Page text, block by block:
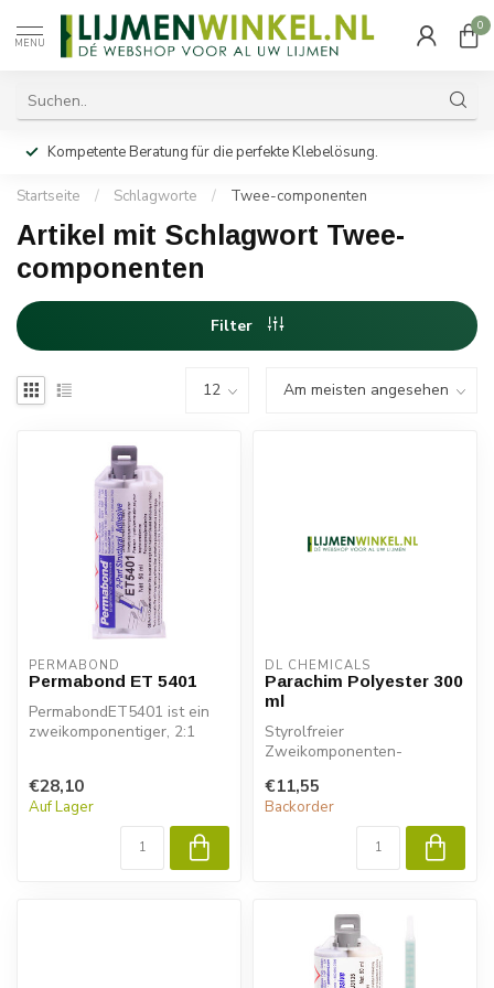
MENU
0
Kompetente Beratung für die perfekte Klebelösung.
Startseite / Schlagworte / Twee-componenten
Artikel mit Schlagwort Twee-
componenten
Filter
PERMABOND
Permabond ET 5401
PermabondET5401 ist ein
zweikomponentiger, 2:1
€28,10
Auf Lager
DL CHEMICALS
Parachim Polyester 300
ml
Styrolfreier
Zweikomponenten-
Polyester für alle Arten v...
€11,55
Backorder